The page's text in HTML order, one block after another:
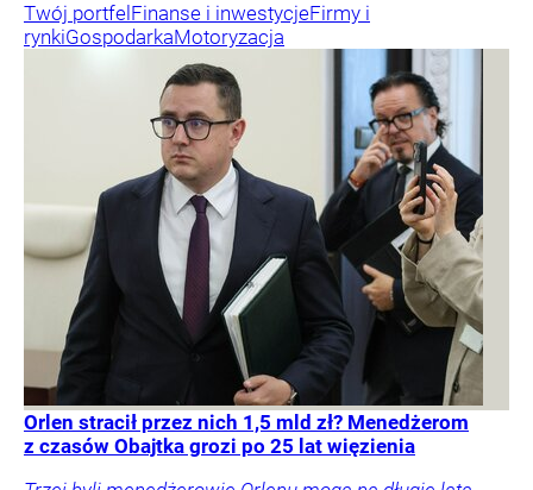
Twój portfel Finanse i inwestycjeFirmy i
rynkiGospodarkaMotoryzacja
Orlen stracił przez nich 1,5 mld zł? Menedżerom
z czasów Obajtka grozi po 25 lat więzienia